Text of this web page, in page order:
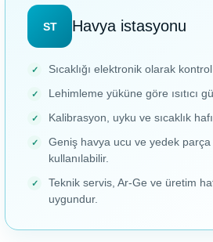
ST Havya istasyonu
Sıcaklığı elektronik olarak
Lehimleme yüküne göre ısıtıcı
Kalibrasyon, uyku ve sıcaklık
Geniş havya ucu ve yedek
kullanılabilir.
Teknik servis, Ar-Ge ve üretim
uygundur.